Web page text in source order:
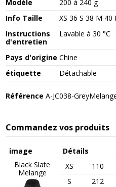
Modèle
200 à 240 g
Info Taille
XS 36 S 38 M 40
Instructions
d'entretien
Lavable à 30 °C
Pays d'origine Chine
étiquette
Détachable
Référence A-JC038-
Commandez vos produits
image
Détails
Black Slate
Melange
XS 110
S
212